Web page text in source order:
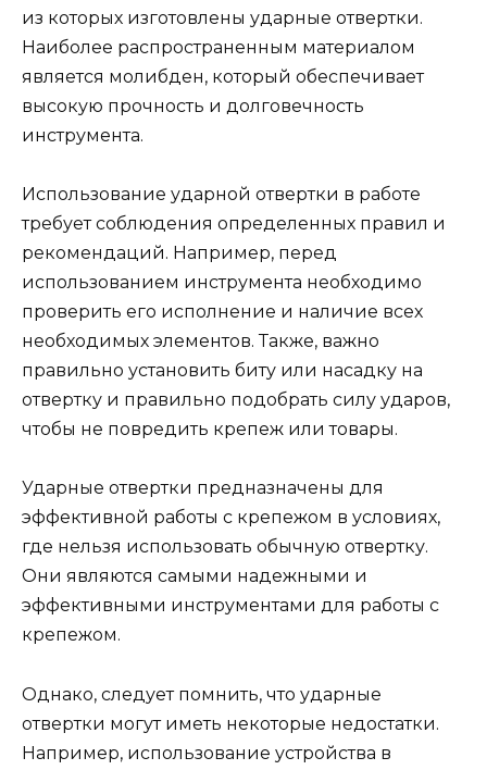
из которых изготовлены ударные отвертки.
Наиболее распространенным материалом
является молибден, который обеспечивает
высокую прочность и долговечность
инструмента.
Использование ударной отвертки в работе
требует соблюдения определенных правил и
рекомендаций. Например, перед
использованием инструмента необходимо
проверить его исполнение и наличие всех
необходимых элементов. Также, важно
правильно установить биту или насадку на
отвертку и правильно подобрать силу ударов,
чтобы не повредить крепеж или товары.
Ударные отвертки предназначены для
эффективной работы с крепежом в условиях,
где нельзя использовать обычную отвертку.
Они являются самыми надежными и
эффективными инструментами для работы с
крепежом.
Однако, следует помнить, что ударные
отвертки могут иметь некоторые недостатки.
Например, использование устройства в